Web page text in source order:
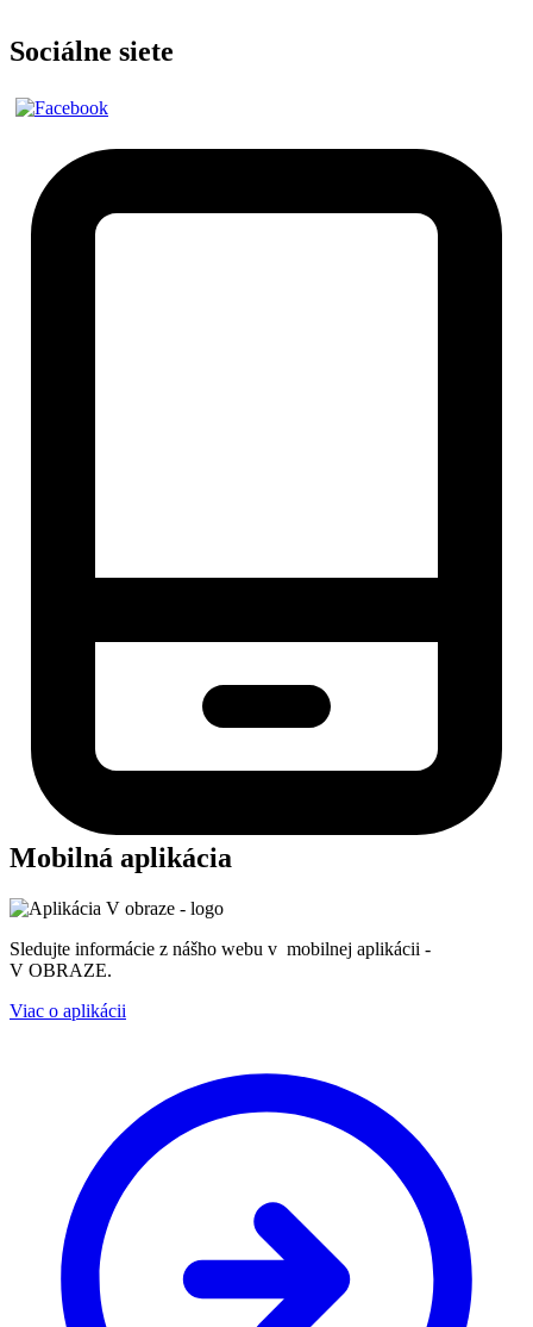
Sociálne siete
Mobilná aplikácia
Sledujte informácie z nášho webu v mobilnej aplikácii -
V OBRAZE.
Viac o aplikácii